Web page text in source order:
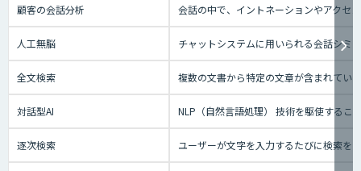
顧客の会話分析 会話の中で、イントネーションやアクセ
人工無脳 チャットシステムに用いられる会話シミ
全文検索 複数の文書から特定の文章が含まれてい
対話型AI NLP（自然言語処理） 技術を駆使するこ
逐次検索 ユーザーが文字を入力するたびに検索を